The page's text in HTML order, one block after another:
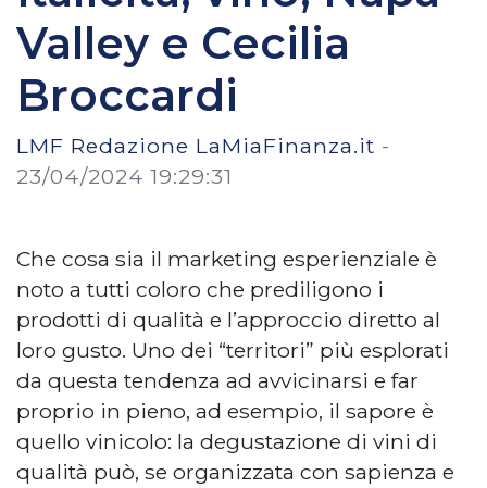
Valley e Cecilia
Broccardi
LMF Redazione LaMiaFinanza.it -
23/04/2024 19:29:31
Che cosa sia il marketing esperienziale è
noto a tutti coloro che prediligono i
prodotti di qualità e l’approccio diretto al
loro gusto. Uno dei “territori” più esplorati
da questa tendenza ad avvicinarsi e far
proprio in pieno, ad esempio, il sapore è
quello vinicolo: la degustazione di vini di
qualità può, se organizzata con sapienza e